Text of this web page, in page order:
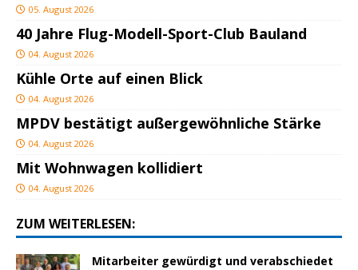
05. August 2026
40 Jahre Flug-Modell-Sport-Club Bauland
04. August 2026
Kühle Orte auf einen Blick
04. August 2026
MPDV bestätigt außergewöhnliche Stärke
04. August 2026
Mit Wohnwagen kollidiert
04. August 2026
ZUM WEITERLESEN:
Mitarbeiter gewürdigt und verabschiedet